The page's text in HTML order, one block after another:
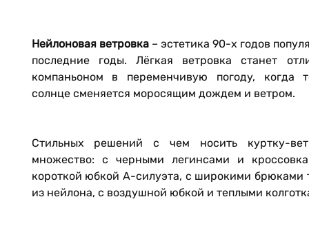
Нейлоновая ветровка – эстетика 90-х годов
последние годы. Лёгкая ветровка станет
компаньоном в переменчивую погоду, когда
солнце сменяется моросящим дождем и ветром.
Стильных решений с чем носить куртку-
множество: с черными легинсами и
короткой юбкой А-силуэта, с широкими брюками
из нейлона, с воздушной юбкой и теплыми